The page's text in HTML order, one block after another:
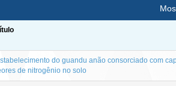
do guandu anão consorciado com
de nitrogênio no solo